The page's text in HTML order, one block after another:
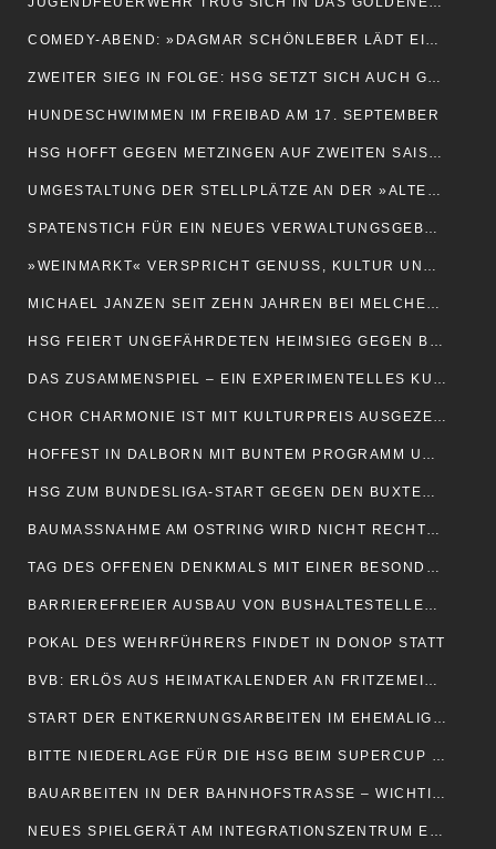
COMEDY-ABEND: »DAGMAR SCHÖNLEBER LÄDT EIN…«
ZWEITER SIEG IN FOLGE: HSG SETZT SICH AUCH GEGEN METZINGEN DURCH
HUNDESCHWIMMEN IM FREIBAD AM 17. SEPTEMBER
HSG HOFFT GEGEN METZINGEN AUF ZWEITEN SAISONSIEG
UMGESTALTUNG DER STELLPLÄTZE AN DER »ALTEN MEIEREI
SPATENSTICH FÜR EIN NEUES VERWALTUNGSGEBÄUDE
»WEINMARKT« VERSPRICHT GENUSS, KULTUR UND BEGEGNUNGEN
MICHAEL JANZEN SEIT ZEHN JAHREN BEI MELCHERT UND BORCHELD
HSG FEIERT UNGEFÄHRDETEN HEIMSIEG GEGEN BUXTEHUDE
DAS ZUSAMMENSPIEL – EIN EXPERIMENTELLES KUNSTPROJEKT
CHOR CHARMONIE IST MIT KULTURPREIS AUSGEZEICHNET WORDEN
HOFFEST IN DALBORN MIT BUNTEM PROGRAMM UND BUCHVORSTELLUNG
HSG ZUM BUNDESLIGA-START GEGEN DEN BUXTEHUDER SV
BAUMASSNAHME AM OSTRING WIRD NICHT RECHTZEITIG FERTIG
TAG DES OFFENEN DENKMALS MIT EINER BESONDEREN FÜHRUNG
BARRIEREFREIER AUSBAU VON BUSHALTESTELLEN SCHREITET VORAN
POKAL DES WEHRFÜHRERS FINDET IN DONOP STATT
BVB: ERLÖS AUS HEIMATKALENDER AN FRITZEMEIER-STIFTUNG
START DER ENTKERNUNGSARBEITEN IM EHEMALIGEN FERIENDORF
BITTE NIEDERLAGE FÜR DIE HSG BEIM SUPERCUP IN MÜNCHEN
BAUARBEITEN IN DER BAHNHOFSTRASSE – WICHTIGE ÄNDERUNGEN
NEUES SPIELGERÄT AM INTEGRATIONSZENTRUM EINGEWEIHT